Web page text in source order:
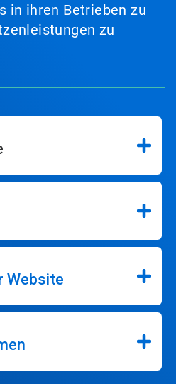
in ihren Betrieben zu
zu
Website